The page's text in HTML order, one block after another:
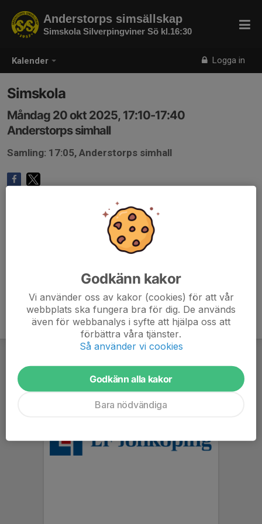
Kalender Logga in
Anderstorps simsällskap
Simskola Silverpingviner Sö kl.16:30
Simskola
Måndag 20 okt 2025, 17:10-17:40
Anderstorps simhall
Samling: 17:05, Anderstorps simhall
Godkänn kakor
Vi använder oss av kakor (cookies) för att vår
webbplats ska fungera bra för dig. De används
även för webbanalys i syfte att hjälpa oss att
förbättra våra tjänster.
Så använder vi cookies
Godkänn alla kakor
Bara nödvändiga